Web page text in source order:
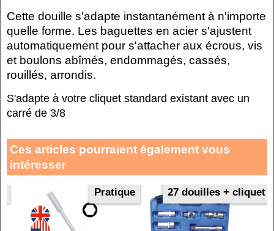
Cette douille s'adapte instantanément à n'importe
quelle forme. Les baguettes en acier s'ajustent
automatiquement pour s'attacher aux écrous, vis
et boulons abîmés, endommagés, cassés,
rouillés, arrondis.
S'adapte à votre cliquet standard existant avec un
carré de 3/8
Ces articles pourraient également vous
intéresser
Pratique 27 douilles + cliquet